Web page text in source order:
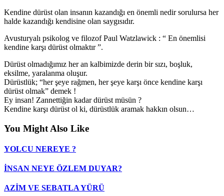
Kendine dürüst olan insanın kazandığı en önemli nedir sorulursa her
halde kazandığı kendisine olan saygısıdır.
Avusturyalı psikolog ve filozof Paul Watzlawick : “ En önemlisi
kendine karşı dürüst olmaktır ”.
Dürüst olmadığımız her an kalbimizde derin bir sızı, boşluk,
eksilme, yaralanma oluşur.
Dürüstlük; “her şeye rağmen, her şeye karşı önce kendine karşı
dürüst olmak” demek !
Ey insan! Zannettiğin kadar dürüst müsün ?
Kendine karşı dürüst ol ki, dürüstlük aramak hakkın olsun…
You Might Also Like
YOLCU NEREYE ?
İNSAN NEYE ÖZLEM DUYAR?
AZİM VE SEBATLA YÜRÜ